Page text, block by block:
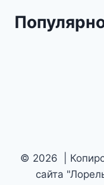
© 2026 |
сайта